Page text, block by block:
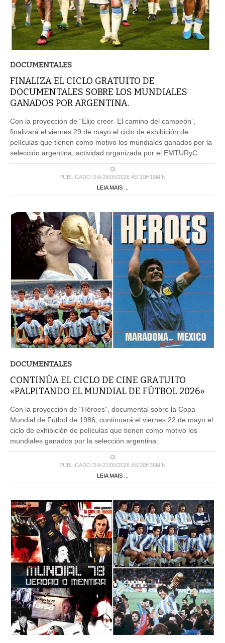
DOCUMENTALES
FINALIZA EL CICLO GRATUITO DE
DOCUMENTALES SOBRE LOS MUNDIALES
GANADOS POR ARGENTINA.
Con la proyección de “Elijo creer. El camino del campeón”,
finalizará el viernes 29 de mayo el ciclo de exhibición de
películas que tienen como motivo los mundiales ganados por la
selección argentina, actividad organizada por el EMTURyC.
PUBLICADO DIA 28/05/2026 ÀS 19H19MIN
LEIA MAIS ...
DOCUMENTALES
CONTINÚA EL CICLO DE CINE GRATUITO
«PALPITANDO EL MUNDIAL DE FÚTBOL 2026»
Con la proyección de “Héroes”, documental sobre la Copa
Mundial de Fútbol de 1986, continuará el viernes 22 de mayo el
ciclo de exhibición de películas que tienen como motivo los
mundiales ganados por la selección argentina.
PUBLICADO DIA 21/05/2026 ÀS 00H38MIN
LEIA MAIS ...